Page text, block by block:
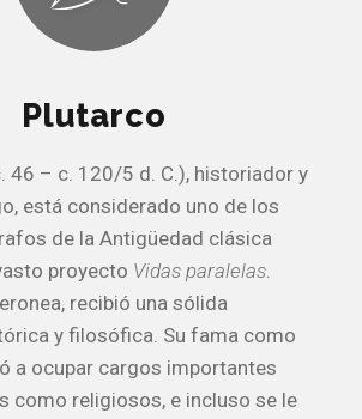
Plutarco
46 – c. 120/5 d. C.), historiador y
está considerado uno de los
de la Antigüedad clásica
proyecto Vidas paralelas.
recibió una sólida
y filosófica. Su fama como
a ocupar cargos importantes
como religiosos, e incluso se le